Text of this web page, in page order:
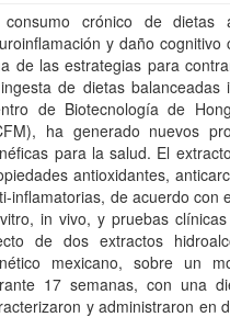
crónico de dietas
y daño
de las estrategias para
de dietas balanceadas
de Biotecnología de
ha generado nuevos
para la salud. El
antioxidantes,
inflamatorias, de acuerdo con
in vivo, y pruebas
de dos extractos
mexicano, sobre un
17 semanas, con una
y administraron en